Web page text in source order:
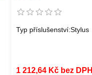
Typ příslušenství:Stylus
1 212,64 Kč bez DPH